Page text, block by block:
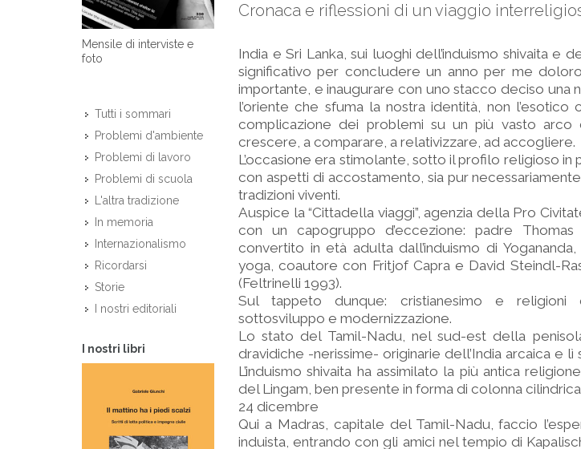
Mensile di interviste e
foto
Tutti i sommari
Problemi d'ambiente
Problemi di lavoro
Problemi di scuola
L'altra tradizione
In memoria
Internazionalismo
Ricordarsi
Storie
I nostri editoriali
I nostri libri
Cronaca e riflessioni di un viaggio
India e Sri Lanka, sui luoghi dell’induismo shivaita e
significativo per concludere un anno per me
importante, e inaugurare con uno stacco deciso una
l’oriente che sfuma la nostra identità, non
complicazione dei problemi su un più vasto
crescere, a comparare, a relativizzare, ad accogliere.
L’occasione era stimolante, sotto il profilo religioso
con aspetti di accostamento, sia pur
tradizioni viventi.
Auspice la “Cittadella viaggi”, agenzia della Pro
con un capogruppo d’eccezione: padre
convertito in età adulta dall’induismo di
yoga, coautore con Fritjof Capra e David Steindl-
(Feltrinelli 1993).
Sul tappeto dunque: cristianesimo e religioni
sottosviluppo e modernizzazione.
Lo stato del Tamil-Nadu, nel sud-est della
dravidiche -nerissime- originarie dell’India arcaica e
L’induismo shivaita ha assimilato la più antica
del Lingam, ben presente in forma di colonna
24 dicembre
Qui a Madras, capitale del Tamil-Nadu, faccio
induista, entrando con gli amici nel tempio di